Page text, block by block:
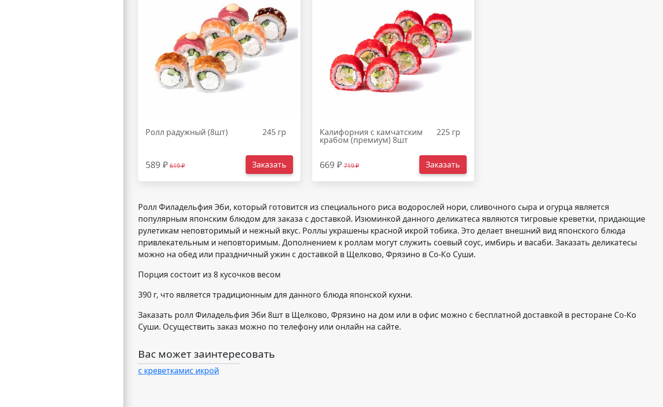
Ролл радужный (8шт) 245 гр
589 ₽ 619 ₽ Заказать
Калифорния с камчатским
крабом (премиум) 8шт
225 гр
669 ₽ 719 ₽ Заказать
Ролл Филадельфия Эби, который готовится из специального риса водорослей нори, сливочного сыра и огурца является
популярным японским блюдом для заказа с доставкой. Изюминкой данного деликатеса являются тигровые креветки, придающие
рулетикам неповторимый и нежный вкус. Роллы украшены красной икрой тобика. Это делает внешний вид японского блюда
привлекательным и неповторимым. Дополнением к роллам могут служить соевый соус, имбирь и васаби. Заказать деликатесы
можно на обед или праздничный ужин с доставкой в Щелково, Фрязино в Со-Ко Суши.
Порция состоит из 8 кусочков весом
390 г, что является традиционным для данного блюда японской кухни.
Заказать ролл Филадельфия Эби 8шт в Щелково, Фрязино на дом или в офис можно с бесплатной доставкой в ресторане Со-Ко
Суши. Осуществить заказ можно по телефону или онлайн на сайте.
Вас может заинтересовать
с креветкамис икрой